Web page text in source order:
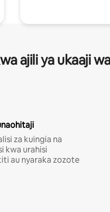
ajili ya ukaaji
za kuingia na
kwa urahisi
au nyaraka zozote